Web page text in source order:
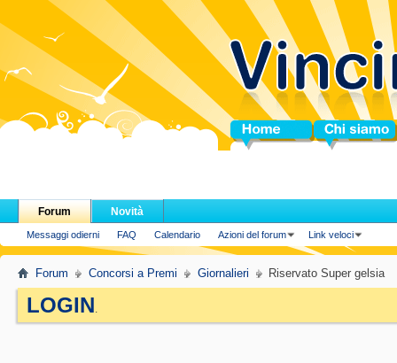
Home Chi siamo
Forum
Messaggi odierni FAQ Calendario Azioni del forum Link veloci
Novità
Forum Concorsi a Premi Giornalieri Riservato Super gelsia
LOGIN.